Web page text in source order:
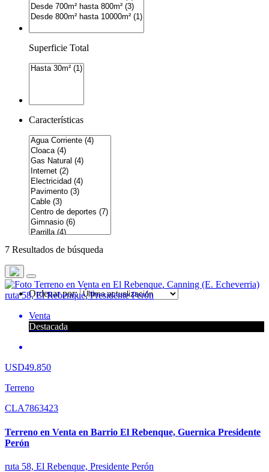
Superficie Total
Características
7 Resultados de búsqueda
Ordenar por:
Venta
Destacada
USD49.850
Terreno
CLA7863423
Terreno en Venta en Barrio El Rebenque, Guernica Presidente
Perón
ruta 58, El Rebenque, Presidente Perón